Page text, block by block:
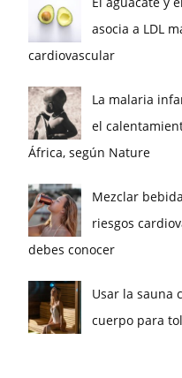
asocia a LDL
cardiovascular
La malaria
el
África, según Nature
Mezclar
riesgos
debes conocer
Usar la sauna
cuerpo para